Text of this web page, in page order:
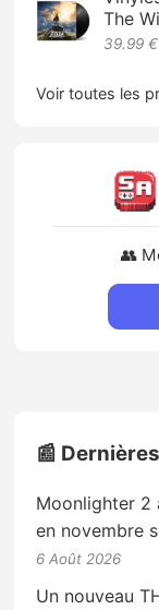
The
39.99 €
Voir toutes les
👥
📰
Moonlighter 2
en novembre
6 Août 2026
Un nouveau